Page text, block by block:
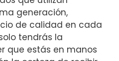
generación,
de calidad en cada
tendrás la
que estás en manos